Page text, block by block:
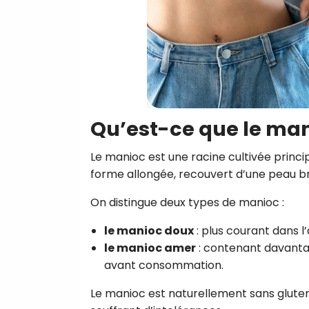
Qu’est-ce que le
Le manioc est une racine cultivée
forme allongée, recouvert d’une peau
On distingue deux types de manioc :
le manioc doux: plus courant dans
le manioc amer: contenant
avant consommation.
Le manioc est naturellement sans